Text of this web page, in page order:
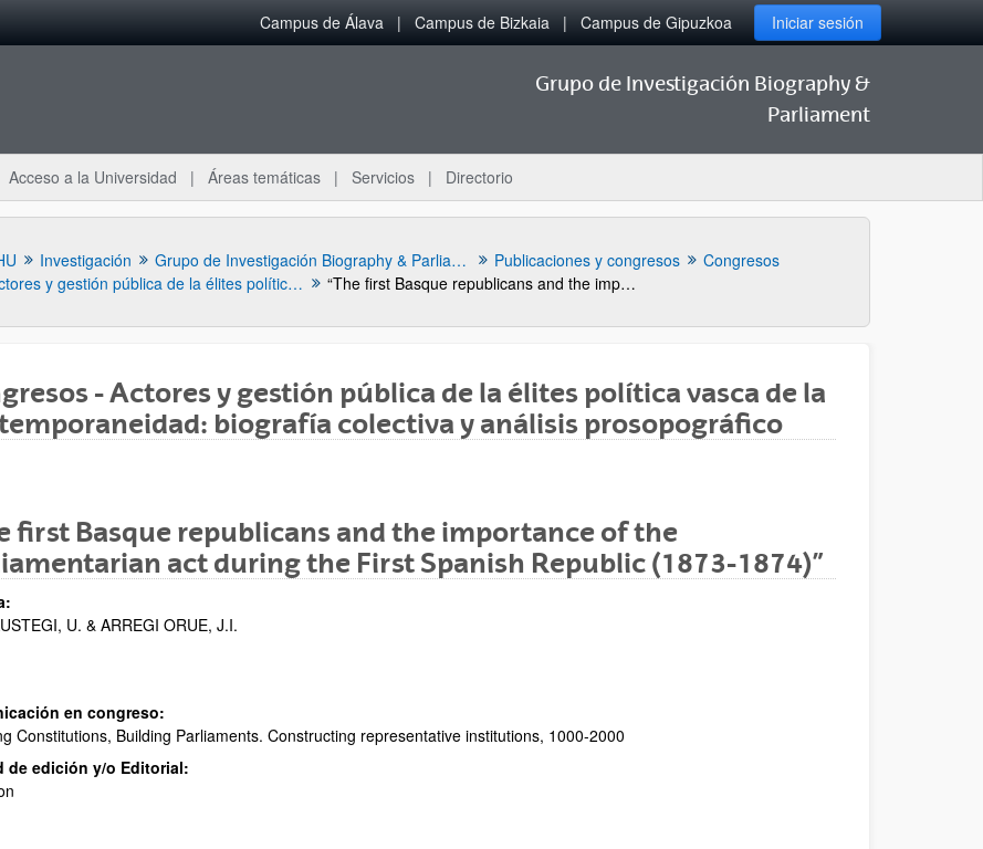
Campus de Álava Campus de Bizkaia Campus de Gipuzkoa Iniciar sesión
Grupo de Investigación Biography &
Parliament
Acceso a la Universidad Áreas temáticas Servicios Directorio
Investigación Grupo de Investigación Biography & Parliament Publicaciones y congresos
Congresos
Actores y gestión pública de la élites política vasca de la contemporaneidad: biografía colectiva y análisis prosopográfico
“The first Basque republicans and the importance of the parliamentarian act during the First Spanish Republic (1873-1874)”
- Actores y gestión pública de la élites política vasca de la
biografía colectiva y análisis prosopográfico
first Basque republicans and the importance of the
act during the First Spanish Republic (1873-1874)”
U. & ARREGI ORUE, J.I.
en congreso:
Constitutions, Building Parliaments. Constructing representative institutions, 1000-2000
de edición y/o Editorial: